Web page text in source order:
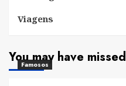
Viagens
You may have missed
Famosos